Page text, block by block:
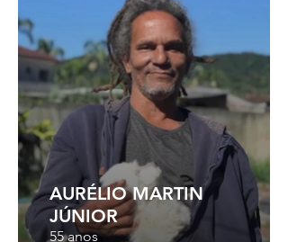
AURÉLIO MARTIN
JÚNIOR
55 anos